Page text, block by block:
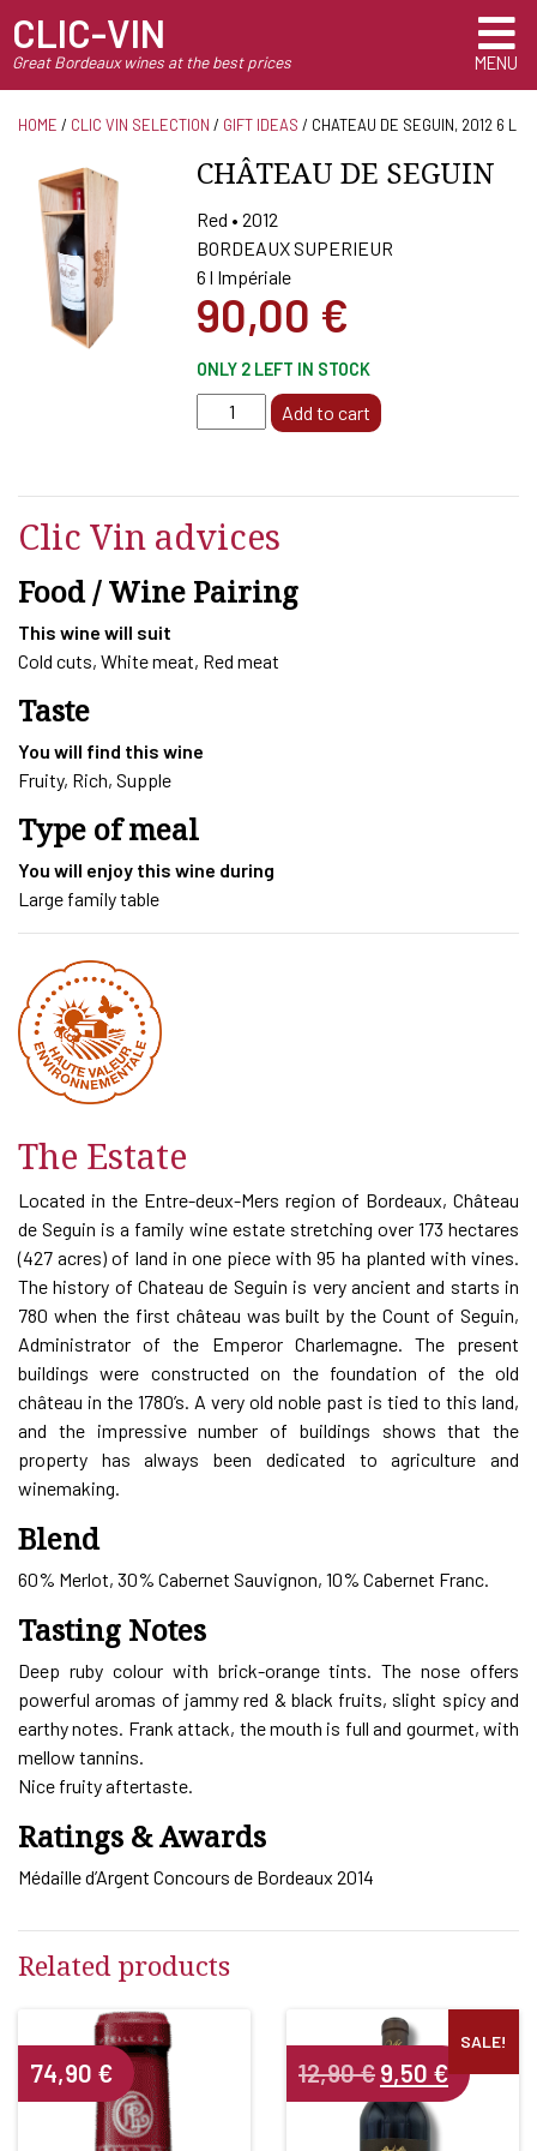
CLIC-VIN
Great Bordeaux wines at the best prices MENU
HOME / CLIC VIN SELECTION / GIFT IDEAS / CHATEAU DE SEGUIN, 2012 6 L
CHÂTEAU DE SEGUIN
Red • 2012
BORDEAUX SUPERIEUR
6 l Impériale
90,00 €
ONLY 2 LEFT IN STOCK
CHATEAU
DE
2012
L
quantity
Add to cart
Clic Vin advices
Food / Wine Pairing
This wine will suit
Cold cuts, White meat, Red meat
Taste
You will find this wine
Fruity, Rich, Supple
Type of meal
You will enjoy this wine during
Large family table
The Estate
Located in the Entre-deux-Mers region of Bordeaux, Château
de Seguin is a family wine estate stretching over 173 hectares
(427 acres) of land in one piece with 95 ha planted with vines.
The history of Chateau de Seguin is very ancient and starts in
780 when the first château was built by the Count of Seguin,
Administrator of the Emperor Charlemagne. The present
buildings were constructed on the foundation of the old
château in the 1780’s. A very old noble past is tied to this land,
and the impressive number of buildings shows that the
property has always been dedicated to agriculture and
winemaking.
Blend
60% Merlot, 30% Cabernet Sauvignon, 10% Cabernet Franc.
Tasting Notes
Deep ruby colour with brick-orange tints. The nose offers
powerful aromas of jammy red & black fruits, slight spicy and
earthy notes. Frank attack, the mouth is full and gourmet, with
mellow tannins.
Nice fruity aftertaste.
Ratings & Awards
Médaille d’Argent Concours de Bordeaux 2014
Related products
74,90 €
SALE!
12,90€ Original
price
was:
12,90 €.
9,50 €Current
price
is: